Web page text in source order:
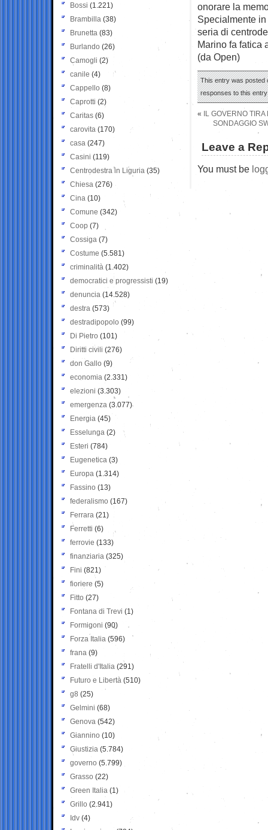
onorare la
Specialmente
seria di
Marino fa fatica
(da Open)
This entry was posted
responses to this
«
IL GOVERNO
SONDAGGIO
Leave a
You must be
Bossi (1.221)
Brambilla (38)
Brunetta (83)
Burlando (26)
Camogli (2)
canile (4)
Cappello (8)
Caprotti (2)
Caritas (6)
carovita (170)
casa (247)
Casini (119)
Centrodestra in Liguria (35)
Chiesa (276)
Cina (10)
Comune (342)
Coop (7)
Cossiga (7)
Costume (5.581)
criminalità (1.402)
democratici e progressisti (19)
denuncia (14.528)
destra (573)
destradipopolo (99)
Di Pietro (101)
Diritti civili (276)
don Gallo (9)
economia (2.331)
elezioni (3.303)
emergenza (3.077)
Energia (45)
Esselunga (2)
Esteri (784)
Eugenetica (3)
Europa (1.314)
Fassino (13)
federalismo (167)
Ferrara (21)
Ferretti (6)
ferrovie (133)
finanziaria (325)
Fini (821)
fioriere (5)
Fitto (27)
Fontana di Trevi (1)
Formigoni (90)
Forza Italia (596)
frana (9)
Fratelli d'Italia (291)
Futuro e Libertà (510)
g8 (25)
Gelmini (68)
Genova (542)
Giannino (10)
Giustizia (5.784)
governo (5.799)
Grasso (22)
Green Italia (1)
Grillo (2.941)
Idv (4)